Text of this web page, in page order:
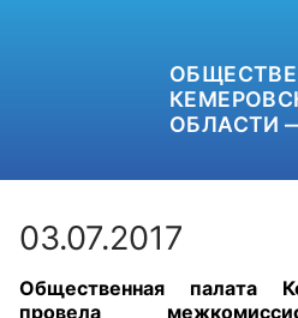
ОБЛАСТИ
+7 (3842)
03.07.2017
Общественная палата
провела